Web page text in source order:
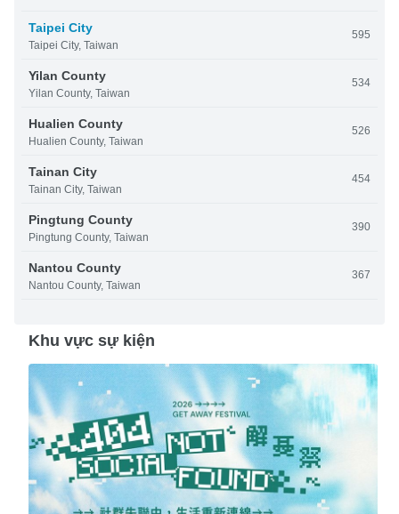
Taipei City
Taipei City, Taiwan
595
Yilan County
Yilan County, Taiwan
534
Hualien County
Hualien County, Taiwan
526
Tainan City
Tainan City, Taiwan
454
Pingtung County
Pingtung County, Taiwan
390
Nantou County
Nantou County, Taiwan
367
Khu vực sự kiện